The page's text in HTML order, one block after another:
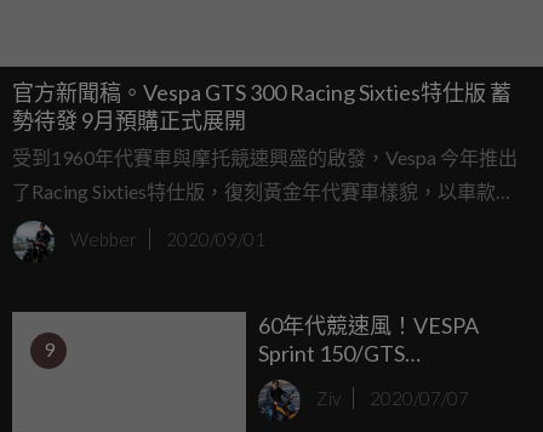
官方新聞稿。Vespa GTS 300 Racing Sixties特仕版 蓄
勢待發 9月預購正式展開
受到1960年代賽車與摩托競速興盛的啟發，Vespa 今年推出
了Racing Sixties特仕版，復刻黃金年代賽車樣貌，以車款
Sprint 150與GTS 300作為代表，繼6月份Sprint 150 Racing
Sixties上市後，眾人引頸期盼的黃牌GTS 300 Racing Sixties也
優惠；即刻入主，與GTS 300 Racing Sixties特仕版一起重返
榮耀。
Webber 2020/09/01
9
60年代競速風！VESPA
Sprint 150/GTS
300「Racing Sixties特仕
版」雙車亮相
Ziv 2020/07/07